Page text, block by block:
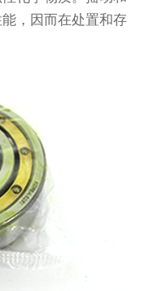
，因而在处置和存